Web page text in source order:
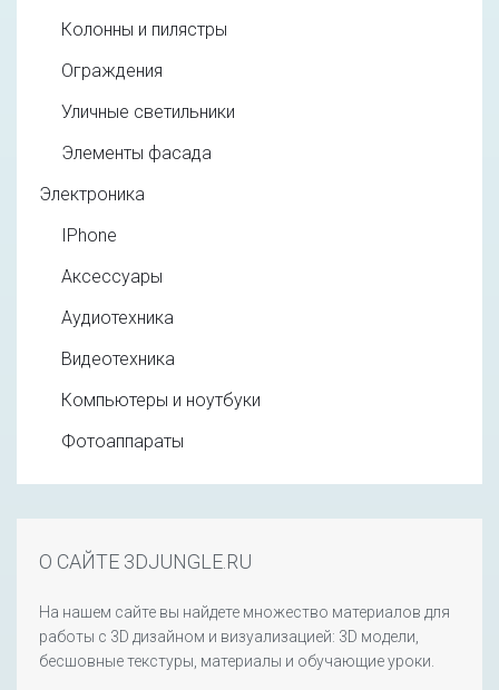
Колонны и пилястры
Ограждения
Уличные светильники
Элементы фасада
Электроника
IPhone
Аксессуары
Аудиотехника
Видеотехника
Компьютеры и ноутбуки
Фотоаппараты
О САЙТЕ 3DJUNGLE.RU
На нашем сайте вы найдете множество материалов для
работы с 3D дизайном и визуализацией: 3D модели,
бесшовные текстуры, материалы и обучающие уроки.